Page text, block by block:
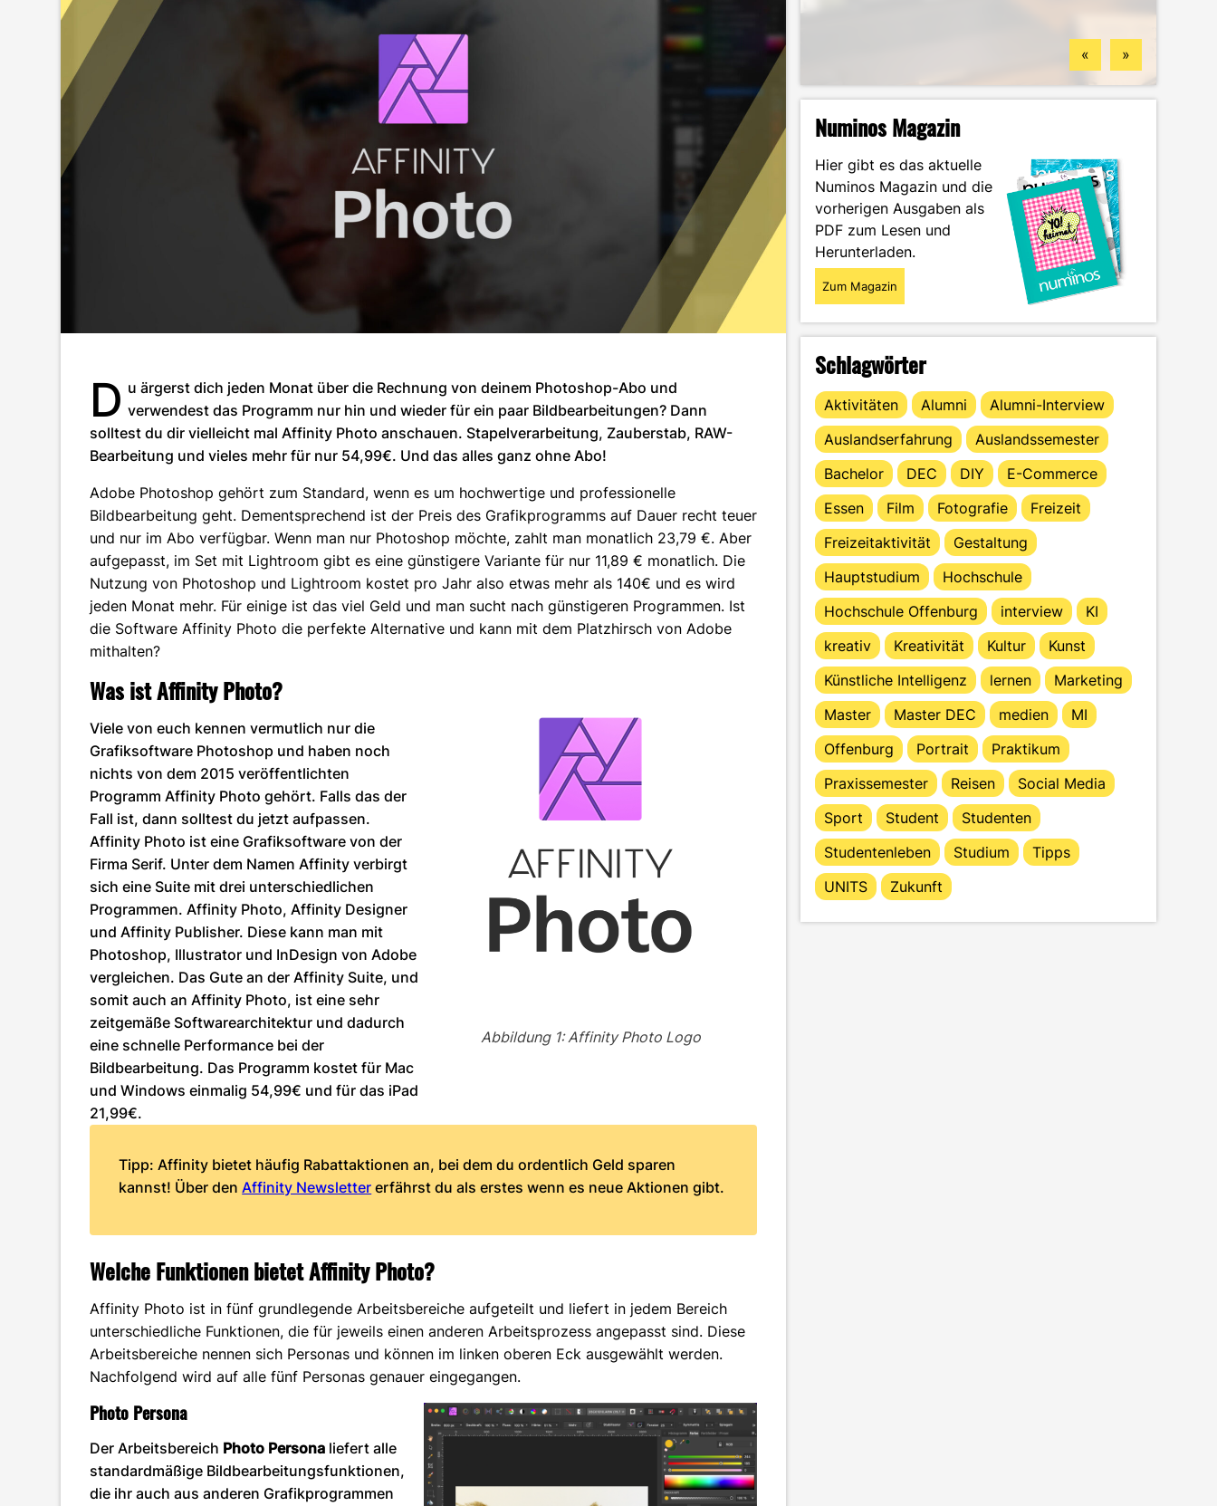
D u ärgerst dich jeden Monat über die Rechnung von deinem Photoshop-Abo und
verwendest das Programm nur hin und wieder für ein paar Bildbearbeitungen? Dann
solltest du dir vielleicht mal Affinity Photo anschauen. Stapelverarbeitung, Zauberstab, RAW-
Bearbeitung und vieles mehr für nur 54,99€. Und das alles ganz ohne Abo!
Adobe Photoshop gehört zum Standard, wenn es um hochwertige und professionelle
Bildbearbeitung geht. Dementsprechend ist der Preis des Grafikprogramms auf Dauer recht teuer
und nur im Abo verfügbar. Wenn man nur Photoshop möchte, zahlt man monatlich 23,79 €. Aber
aufgepasst, im Set mit Lightroom gibt es eine günstigere Variante für nur 11,89 € monatlich. Die
Nutzung von Photoshop und Lightroom kostet pro Jahr also etwas mehr als 140€ und es wird
jeden Monat mehr. Für einige ist das viel Geld und man sucht nach günstigeren Programmen. Ist
die Software Affinity Photo die perfekte Alternative und kann mit dem Platzhirsch von Adobe
mithalten?
Was ist Affinity Photo?
Viele von euch kennen vermutlich nur die
Grafiksoftware Photoshop und haben noch
nichts von dem 2015 veröffentlichten
Programm Affinity Photo gehört. Falls das der
Fall ist, dann solltest du jetzt aufpassen.
Affinity Photo ist eine Grafiksoftware von der
Firma Serif. Unter dem Namen Affinity verbirgt
sich eine Suite mit drei unterschiedlichen
Programmen. Affinity Photo, Affinity Designer
und Affinity Publisher. Diese kann man mit
Photoshop, Illustrator und InDesign von Adobe
vergleichen. Das Gute an der Affinity Suite, und
somit auch an Affinity Photo, ist eine sehr
zeitgemäße Softwarearchitektur und dadurch
eine schnelle Performance bei der
Bildbearbeitung. Das Programm kostet für Mac
und Windows einmalig 54,99€ und für das iPad
21,99€.
Abbildung 1: Affinity Photo Logo
Tipp: Affinity bietet häufig Rabattaktionen an, bei dem du ordentlich Geld sparen
kannst! Über denAffinity Newsletter erfährst du als erstes wenn es neue Aktionen gibt.
Welche Funktionen bietet Affinity Photo?
Affinity Photo ist in fünf grundlegende Arbeitsbereiche aufgeteilt und liefert in jedem Bereich
unterschiedliche Funktionen, die für jeweils einen anderen Arbeitsprozess angepasst sind. Diese
Arbeitsbereiche nennen sich Personas und können im linken oberen Eck ausgewählt werden.
Nachfolgend wird auf alle fünf Personas genauer eingegangen.
Photo Persona
Der Arbeitsbereich Photo Persona liefert alle
standardmäßige Bildbearbeitungsfunktionen,
die ihr auch aus anderen Grafikprogrammen
« »
Numinos Magazin
Hier gibt es das aktuelle
Numinos Magazin und die
vorherigen Ausgaben als
PDF zum Lesen und
Herunterladen.
Zum Magazin
Schlagwörter
Aktivitäten Alumni
Alumni-Interview
Auslandserfahrung
Auslandssemester
Bachelor
DEC DIY
E-Commerce
Essen
Film Fotografie
Freizeit
Freizeitaktivität
Gestaltung
Hauptstudium
Hochschule
Hochschule Offenburg
interview
KI
kreativ
Kreativität Kultur
Kunst
Künstliche Intelligenz
lernen
Marketing
Master
Master DEC medien
MI
Offenburg
Portrait
Praktikum
Praxissemester
Reisen
Social Media
Sport
Student
Studenten
Studentenleben
Studium
Tipps
UNITS
Zukunft